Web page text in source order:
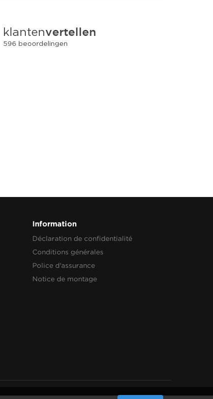
Information
Déclaration de confidentialité
Conditions générales
Police d'assurance
Notice de montage